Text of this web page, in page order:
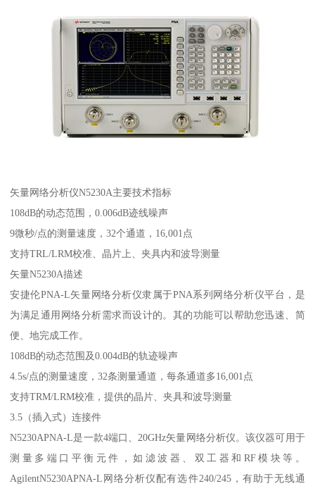
矢量网络分析仪N5230A主要技术指标
108dB的动态范围，0.006dB迹线噪声
9微秒/点的测量速度，32个通道，16,001点
支持TRL/LRM校准、晶片上、夹具内和波导测量
矢量N5230A描述
安捷伦PNA-L矢量网络分析仪隶属于PNA系列网络分析仪平台，是
为满足通用网络分析需求而设计的。其的功能可以帮助您迅速、简
便、地完成工作。
108dB的动态范围及0.004dB的轨迹噪声
4.5s/点的测量速度，32条测量通道，每条通道多16,001点
支持TRM/LRM校准，提供的晶片、夹具和波导测量
3.5（插入式）连接件
N5230APNA-L是一款4端口、20GHz矢量网络分析仪。该仪器可用于
测量多端口平衡元件，如滤波器、双工器和RF模块等。
AgilentN5230APNA-L网络分析仪配有选件240/245，有助于无线通